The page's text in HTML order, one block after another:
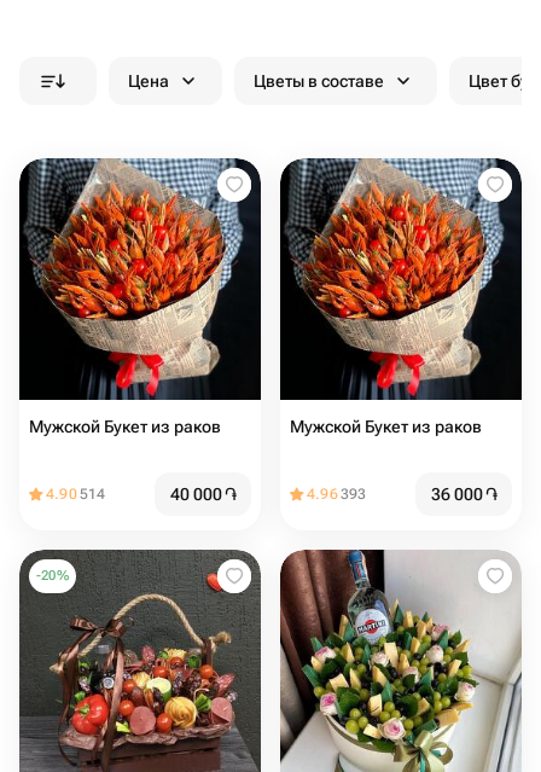
Цена Цветы в составе Цвет
Мужской Букет из раков
4.90514 40 000֏
Мужской Букет из раков
4.96393 36 000֏
-20%